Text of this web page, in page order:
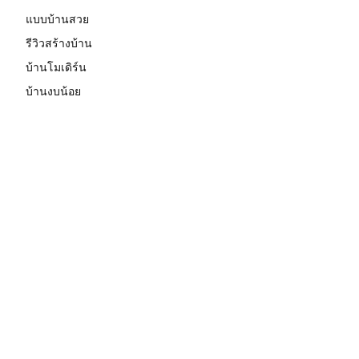
แบบบ้านสวย
รีวิวสร้างบ้าน
บ้านโมเดิร์น
บ้านงบน้อย